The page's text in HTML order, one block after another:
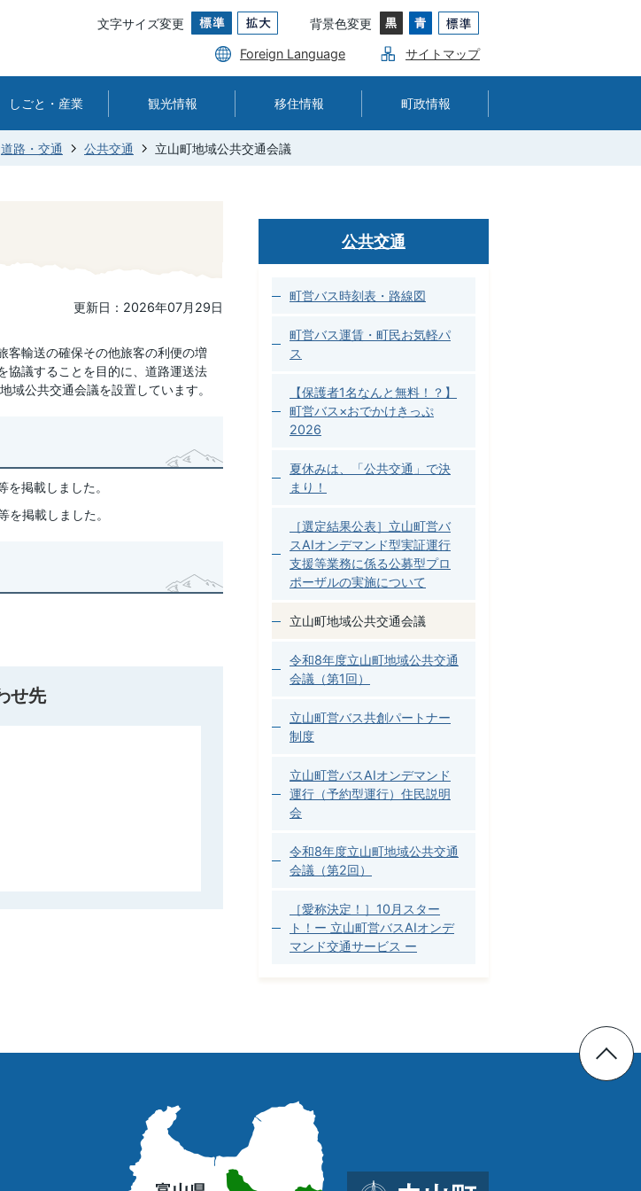
文字サイズ変更 背景色変更
Foreign Language サイトマップ
しごと・産業 観光情報 移住情報 町政情報
道路・交通 公共交通 立山町地域公共交通会議
更新日：2026年07月29日
客輸送の確保その他旅客の利便の増
協議することを目的に、道路運送法
公共交通会議を設置しています。
掲載しました。
掲載しました。
せ先
公共交通
町営バス時刻表・路線図
町営バス運賃・町民お気軽パ
ス
【保護者1名なんと無料！？】
町営バス×おでかけきっぷ
2026
夏休みは、「公共交通」で決
まり！
［選定結果公表］立山町営バ
スAIオンデマンド型実証運行
支援等業務に係る公募型プロ
ポーザルの実施について
立山町地域公共交通会議
令和8年度立山町地域公共交通
会議（第1回）
立山町営バス共創パートナー
制度
立山町営バスAIオンデマンド
運行（予約型運行）住民説明
会
令和8年度立山町地域公共交通
会議（第2回）
［愛称決定！］10月スター
ト！ー 立山町営バスAIオンデ
マンド交通サービス ー
の